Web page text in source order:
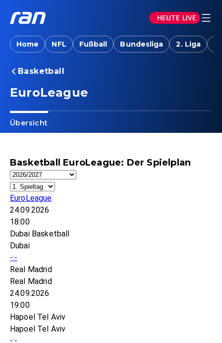
HEUTE LIVE
Home NFL Fußball Bundesliga 2. Liga
Basketball
EuroLeague
Übersicht
Basketball EuroLeague: Der Spielplan
EuroLeague
24.09.2026
18:00
Dubai Basketball
Dubai
-:-
Real Madrid
Real Madrid
24.09.2026
19:00
Hapoel Tel Aviv
Hapoel Tel Aviv
-:-